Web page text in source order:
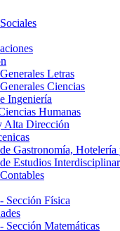
Letras
Ciencias
Ingeniería
Humanas
Alta Dirección
Gastronomía,
Estudios
Sección Física
Sección Matemáticas